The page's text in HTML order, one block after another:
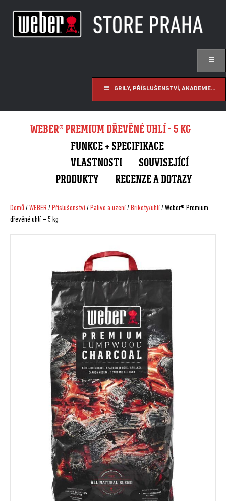
GRILY, PŘÍSLUŠENSTVÍ, AKADEMIE...
WEBER® PREMIUM DŘEVĚNÉ UHLÍ - 5 KG
FUNKCE + SPECIFIKACE
VLASTNOSTI
SOUVISEJÍCÍ
PRODUKTY
RECENZE A DOTAZY
Domů /WEBER/ Příslušenství/ Palivo a uzení/ Brikety/uhlí/ Weber® Premium
dřevěné uhlí – 5 kg